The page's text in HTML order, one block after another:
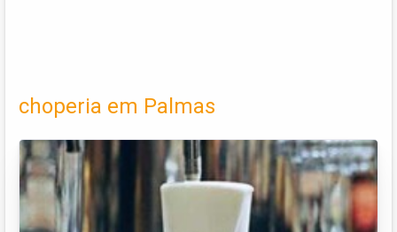
choperia em Palmas